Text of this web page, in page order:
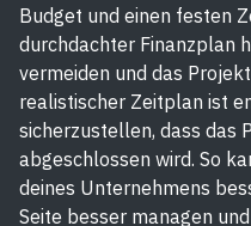
Budget und einen festen
durchdachter Finanzplan
vermeiden und das
realistischer Zeitplan ist
sicherzustellen, dass das
abgeschlossen wird. So
deines Unternehmens
Seite besser managen